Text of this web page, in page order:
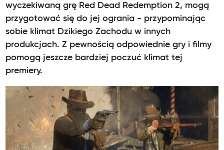
wyczekiwaną grę Red Dead Redemption 2, mogą
przygotować się do jej ogrania - przypominając
sobie klimat Dzikiego Zachodu w innych
produkcjach. Z pewnością odpowiednie gry i filmy
pomogą jeszcze bardziej poczuć klimat tej
premiery.